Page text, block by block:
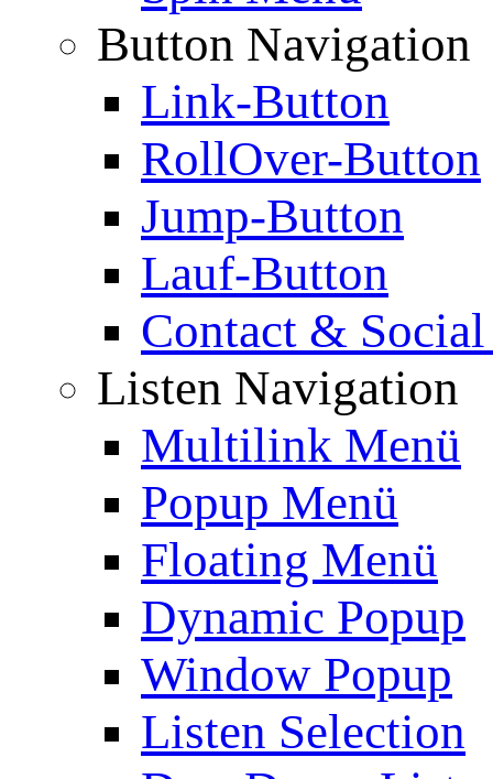
Button Navigation
Link-Button
RollOver-Button
Jump-Button
Lauf-Button
Contact &
Listen Navigation
Multilink Menü
Popup Menü
Floating Menü
Dynamic Popup
Window Popup
Listen Selection